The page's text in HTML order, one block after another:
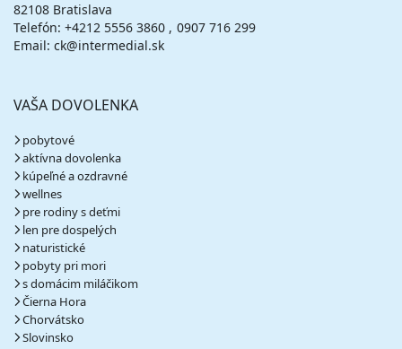
82108 Bratislava
Telefón: +4212 5556 3860
0907 716 299
Email: ck@intermedial.sk
VAŠA DOVOLENKA
pobytové
aktívna dovolenka
kúpeľné a ozdravné
wellnes
pre rodiny s deťmi
len pre dospelých
naturistické
pobyty pri mori
s domácim miláčikom
Čierna Hora
Chorvátsko
Slovinsko